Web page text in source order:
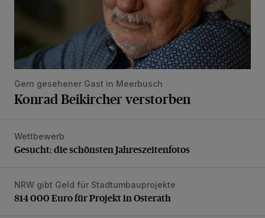
Gern gesehener Gast in Meerbusch
Konrad Beikircher verstorben
Gesucht: die schönsten Jahreszeitenfotos
Wettbewerb
Gesucht: die schönsten Jahreszeitenfotos
814 000 Euro für Projekt in Osterath
NRW gibt Geld für Stadtumbauprojekte
814 000 Euro für Projekt in Osterath